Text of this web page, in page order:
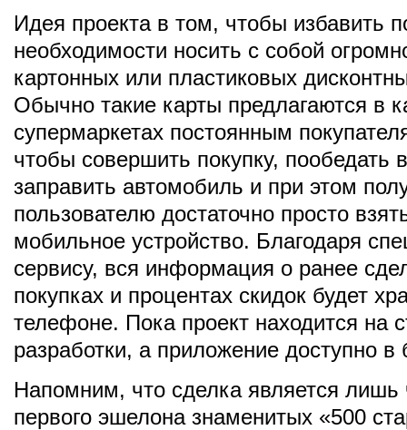
Идея проекта в том, чтобы избавить
необходимости носить с собой
картонных или пластиковых
Обычно такие карты предлагаются в
супермаркетах постоянным
чтобы совершить покупку, пообедать
заправить автомобиль и при этом
пользователю достаточно просто
мобильное устройство. Благодаря
сервису, вся информация о ранее
покупках и процентах скидок будет
телефоне. Пока проект находится на
разработки, а приложение доступно в
Напомним, что сделка является лишь
первого эшелона знаменитых «500